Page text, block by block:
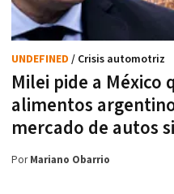
Milei pide a México
alimentos
mercado de autos
UNDEFINED / Crisis automotriz
PorMariano Obarrio